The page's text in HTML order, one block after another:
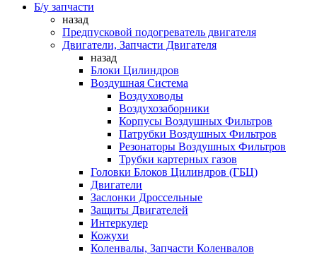
Б/у запчасти
назад
Предпусковой подогреватель двигателя
Двигатели, Запчасти Двигателя
назад
Блоки Цилиндров
Воздушная Система
Воздуховоды
Воздухозаборники
Корпусы Воздушных Фильтров
Патрубки Воздушных Фильтров
Резонаторы Воздушных Фильтров
Трубки картерных газов
Головки Блоков Цилиндров (ГБЦ)
Двигатели
Заслонки Дроссельные
Защиты Двигателей
Интеркулер
Кожухи
Коленвалы, Запчасти Коленвалов